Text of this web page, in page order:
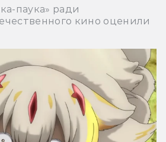
паука» ради
кино оценили